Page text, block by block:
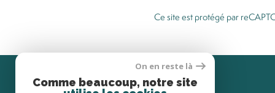
Ce site est protégé par
On en reste là
Comme beaucoup, notre site